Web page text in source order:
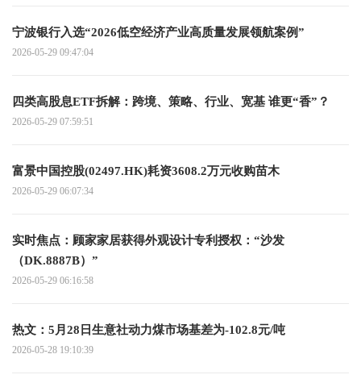
宁波银行入选“2026低空经济产业高质量发展领航案例”
2026-05-29 09:47:04
四类高股息ETF拆解：跨境、策略、行业、宽基 谁更“香”？
2026-05-29 07:59:51
富景中国控股(02497.HK)耗资3608.2万元收购苗木
2026-05-29 06:07:34
实时焦点：顾家家居获得外观设计专利授权：“沙发
（DK.8887B）”
2026-05-29 06:16:58
热文：5月28日生意社动力煤市场基差为-102.8元/吨
2026-05-28 19:10:39